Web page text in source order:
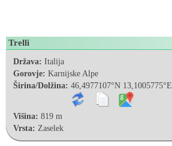
Trelli
Država: Italija
Gorovje: Karnijske Alpe
Širina/Dolžina: 46,4977107°N 13,1005775°E
Višina: 819 m
Vrsta: Zaselek